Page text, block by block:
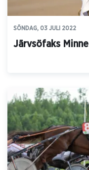
SÖNDAG, 03 JULI 2022
Järvsöfaks Minne